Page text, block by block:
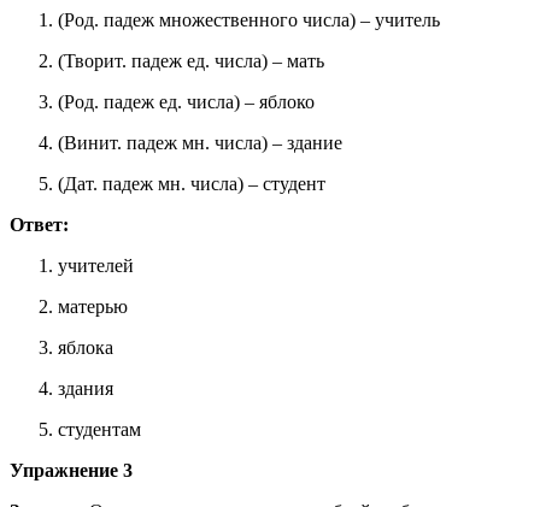
(Род. падеж множественного числа) – учитель
(Творит. падеж ед. числа) – мать
(Род. падеж ед. числа) – яблоко
(Винит. падеж мн. числа) – здание
(Дат. падеж мн. числа) – студент
Ответ:
учителей
матерью
яблока
здания
студентам
Упражнение 3